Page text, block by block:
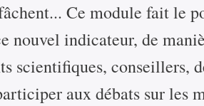
Ce module fait le
nouvel indicateur, de
scientifiques, conseillers,
aux débats sur les